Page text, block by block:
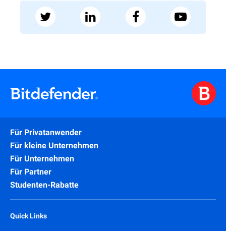
Für Privatanwender
Für kleine Unternehmen
Für Unternehmen
Für Partner
Studenten-Rabatte
Quick Links